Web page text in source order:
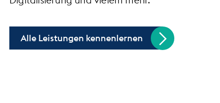
Alle Leistungen kennenlernen